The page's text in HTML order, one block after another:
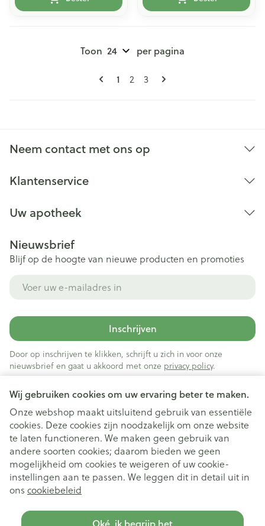
Wij gebruiken cookies om uw ervaring beter te maken.
Onze webshop maakt uitsluitend gebruik van essentiële
cookies. Deze cookies zijn noodzakelijk om onze website
te laten functioneren. We maken geen gebruik van
andere soorten cookies; daarom bieden we geen
mogelijkheid om cookies te weigeren of uw cookie-
instellingen aan te passen. We leggen dit in detail uit in
ons cookiebeleid
Pagina's
U lees momenteel pagina
1 Pagina
2 Pagina
3
Toon per pagina
Neem contact met ons op
Klantenservice
Uw apotheek
Nieuwsbrief
Blijf op de hoogte van nieuwe producten en promoties
Inschrijven
Door op inschrijven te klikken, schrijft u zich in voor onze
nieuwsbrief en gaat u akkoord met onze privacy policy.
Juridische links